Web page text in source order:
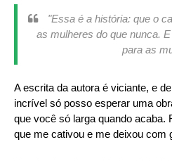
"Essa é a história: que o
as mulheres do que nunca.
para as
A escrita da autora é viciante, e
incrível só posso esperar uma
que você só larga quando acaba.
que me cativou e me deixou com